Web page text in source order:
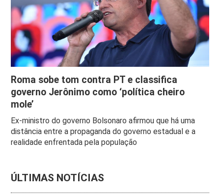
Roma sobe tom contra PT e classifica
governo Jerônimo como ‘política cheiro
mole’
Ex-ministro do governo Bolsonaro afirmou que há uma
distância entre a propaganda do governo estadual e a
realidade enfrentada pela população
ÚLTIMAS NOTÍCIAS